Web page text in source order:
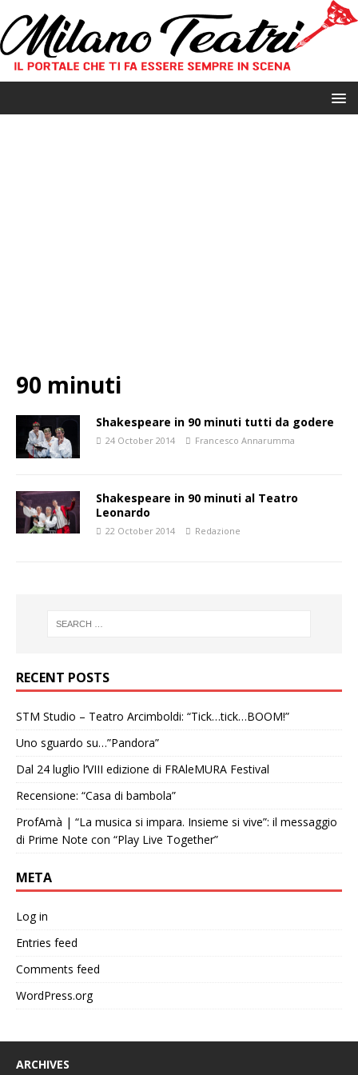
90 minuti
Shakespeare in 90 minuti tutti da godere
24 October 2014 Francesco Annarumma
Shakespeare in 90 minuti al Teatro
Leonardo
22 October 2014 Redazione
RECENT POSTS
STM Studio – Teatro Arcimboldi: “Tick…tick…BOOM!”
Uno sguardo su…”Pandora”
Dal 24 luglio l’VIII edizione di FRAleMURA Festival
Recensione: “Casa di bambola”
ProfAmà | “La musica si impara. Insieme si vive”: il messaggio
di Prime Note con “Play Live Together”
META
Log in
Entries feed
Comments feed
WordPress.org
ARCHIVES